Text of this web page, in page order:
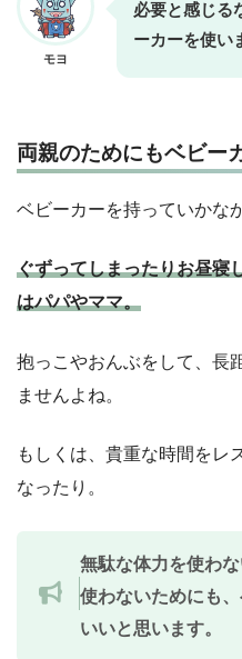
モヨ
必要と感じる
ーカーを使い
両親のためにもベビー
ベビーカーを持っていかな
ぐずってしまったりお昼寝
はパパやママ。
抱っこやおんぶをして、長
ませんよね。
もしくは、貴重な時間をレ
なったり。
無駄な体力を使わ
使わないためにも
いいと思います。